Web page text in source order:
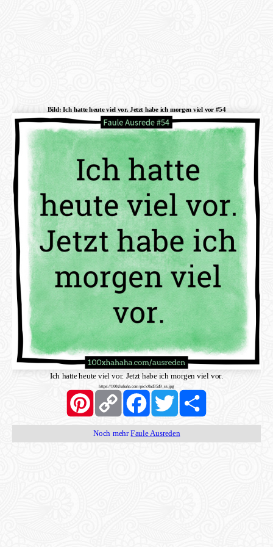
Bild: Ich hatte heute viel vor. Jetzt habe ich morgen viel vor #54
Ich hatte heute viel vor. Jetzt habe ich morgen viel vor.
https://100xhahaha.com/pic!c0ad35d9_ss.jpg
PinterestCopy
Link
FacebookTwitter Share
Noch mehrFaule Ausreden